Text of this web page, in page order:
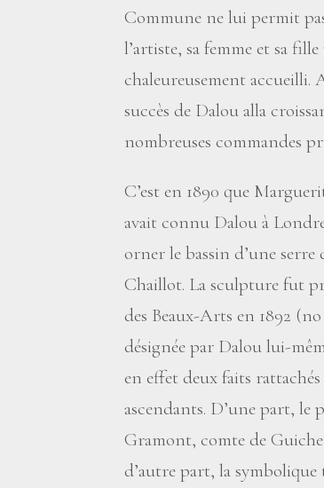
Commune ne lui permit
l’artiste, sa femme et sa
chaleureusement accueilli.
succès de Dalou alla
nombreuses commandes
C’est en 1890 que
avait connu Dalou à
orner le bassin d’une
Chaillot. La sculpture fut
des Beaux-Arts en 1892
désignée par Dalou lui-
en effet deux faits
ascendants. D’une part, le
Gramont, comte de
d’autre part, la